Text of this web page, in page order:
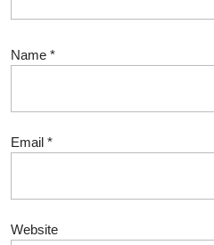
Name *
Email *
Website